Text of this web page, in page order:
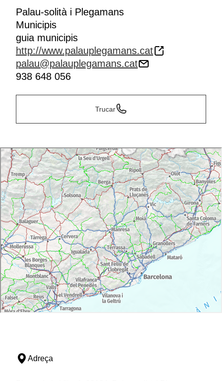
Palau-solità i Plegamans
Municipis
guia municipis
http://www.palauplegamans.cat
palau@palauplegamans.cat
938 648 056
Trucar
Adreça